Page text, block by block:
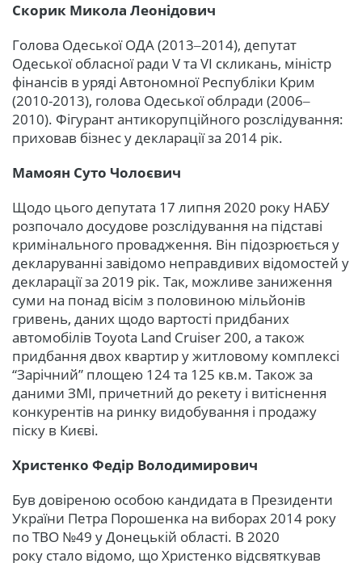
Скорик Микола Леонідович
Голова Одеської ОДА (2013‒2014), депутат
Одеської обласної ради V та VI скликань, міністр
фінансів в уряді Автономної Республіки Крим
(2010-2013), голова Одеської облради (2006‒
2010). Фігурант антикорупційного розслідування:
приховав бізнес у декларації за 2014 рік.
Мамоян Суто Чолоєвич
Щодо цього депутата 17 липня 2020 року НАБУ
розпочало досудове розслідування на підставі
кримінального провадження. Він підозрюється у
декларуванні завідомо неправдивих відомостей у
декларації за 2019 рік. Так, можливе заниження
суми на понад вісім з половиною мільйонів
гривень, даних щодо вартості придбаних
автомобілів Toyota Land Cruiser 200, а також
придбання двох квартир у житловому комплексі
“Зарічний” площею 124 та 125 кв.м. Також за
даними ЗМІ, причетний до рекету і витіснення
конкурентів на ринку видобування і продажу
піску в Києві.
Христенко Федір Володимирович
Був довіреною особою кандидата в Президенти
України Петра Порошенка на виборах 2014 року
по ТВО №49 у Донецькій області. В 2020
року стало відомо, що Христенко відсвяткував